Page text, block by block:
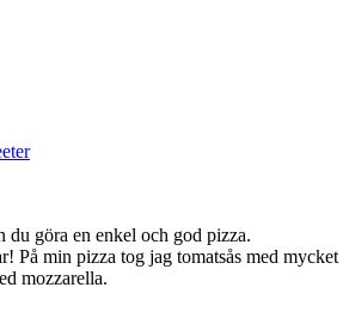
du göra en enkel och god pizza.
På min pizza tog jag tomatsås med mycket
mozzarella.